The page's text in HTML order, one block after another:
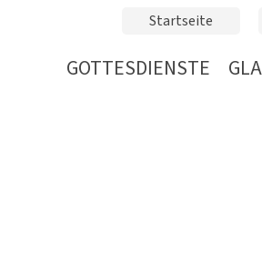
Startseite
GOTTESDIENSTE